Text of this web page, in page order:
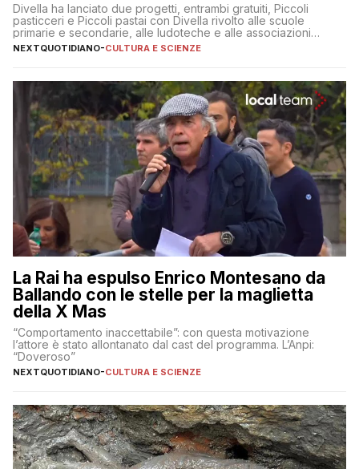
Divella ha lanciato due progetti, entrambi gratuiti, Piccoli
pasticceri e Piccoli pastai con Divella rivolto alle scuole
primarie e secondarie, alle ludoteche e alle associazioni
pugliesi che si occupano di bambini con ADHD
NEXTQUOTIDIANO-CULTURA E SCIENZE
La Rai ha espulso Enrico Montesano da
Ballando con le stelle per la maglietta
della X Mas
“Comportamento inaccettabile”: con questa motivazione
l’attore è stato allontanato dal cast del programma. L’Anpi:
“Doveroso”
NEXTQUOTIDIANO-CULTURA E SCIENZE